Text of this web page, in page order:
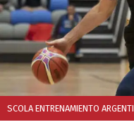
SCOLA ENTRENAMIENTO